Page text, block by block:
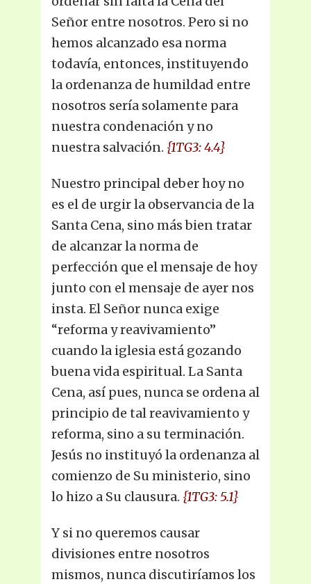
Señor entre nosotros. Pero si no
hemos alcanzado esa norma
todavía, entonces, instituyendo
la ordenanza de humildad entre
nosotros sería solamente para
nuestra condenación y no
nuestra salvación. {1TG3: 4.4}
Nuestro principal deber hoy no
es el de urgir la observancia de la
Santa Cena, sino más bien tratar
de alcanzar la norma de
perfección que el mensaje de hoy
junto con el mensaje de ayer nos
insta. El Señor nunca exige
“reforma y reavivamiento”
cuando la iglesia está gozando
buena vida espiritual. La Santa
Cena, así pues, nunca se ordena al
principio de tal reavivamiento y
reforma, sino a su terminación.
Jesús no instituyó la ordenanza al
comienzo de Su ministerio, sino
lo hizo a Su clausura. {1TG3: 5.1}
Y si no queremos causar
divisiones entre nosotros
mismos, nunca discutiríamos los